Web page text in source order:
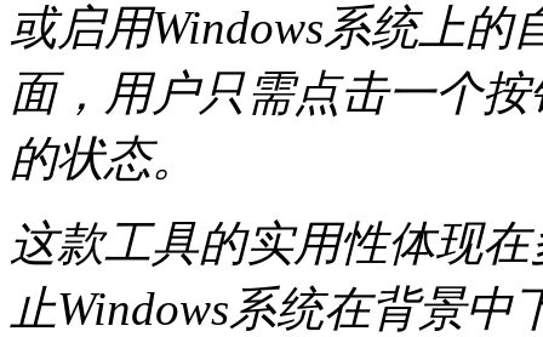
或启用Windows系统上
面，用户只需点击一个
的状态。
这款工具的实用性体现
止Windows系统在背景